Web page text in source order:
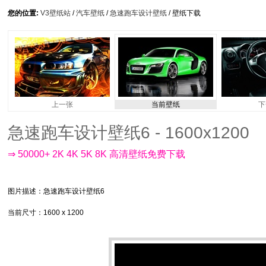
您的位置: V3壁纸站 /汽车壁纸 /急速跑车设计壁纸 / 壁纸下载
上一张 当前壁纸
急速跑车设计壁纸6 - 1600x1200
⇒ 50000+ 2K 4K 5K 8K 高清壁纸免费下载
图片描述 ：急速跑车设计壁纸6
当前尺寸 ：1600 x 1200